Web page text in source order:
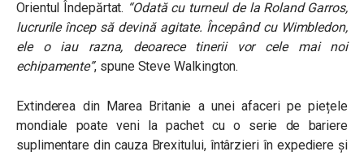
Orientul Îndepărtat. “Odată cu turneul de la Roland Garros,
lucrurile încep să devină agitate. Începând cu Wimbledon,
ele o iau razna, deoarece tinerii vor cele mai noi
echipamente”, spune SteveWalkington.
Extinderea din Marea Britanie a unei afaceri pe piețele
mondiale poate veni la pachet cu o serie de bariere
suplimentare din cauza Brexitului, întârzieri în expediere şi